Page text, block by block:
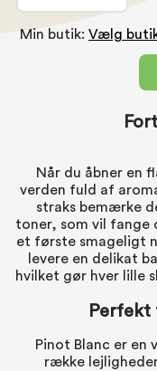
Min butik:
Når du åbner en
verden fuld af
straks bemærke
toner, som vil fange
et første smageligt
levere en delikat
hvilket gør hver lille
Perfekt
Pinot Blanc er en
række